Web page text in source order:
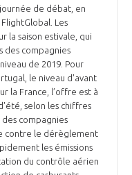
de débat, en
Les
la saison estivale, qui
des compagnies
de 2019. Pour
le niveau d'avant
la France, l’offre est à
selon les chiffres
des compagnies
contre le dérèglement
les émissions
du contrôle aérien